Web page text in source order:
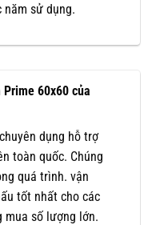
năm sử dụng.
60x60 của
dụng hỗ trợ
toàn quốc. Chúng
quá trình. vận
tốt nhất cho các
mua số lượng lớn.